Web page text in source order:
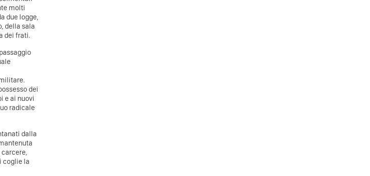
molti
due logge,
della sala
dei frati.
dei
e ai nuovi
radicale
dalla
coglie la